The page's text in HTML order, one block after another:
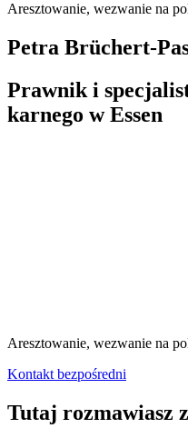
Aresztowanie, wezwanie na
Petra Brüchert-
Prawnik i
karnego w Essen
Aresztowanie, wezwanie na
Kontakt bezpośredni
Tutaj rozmawiasz